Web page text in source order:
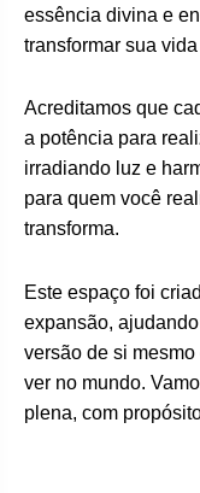
essência divina e
transformar sua
Acreditamos que
a potência para
irradiando luz e
para quem você
transforma.
Este espaço foi
expansão,
versão de si
ver no mundo.
plena, com